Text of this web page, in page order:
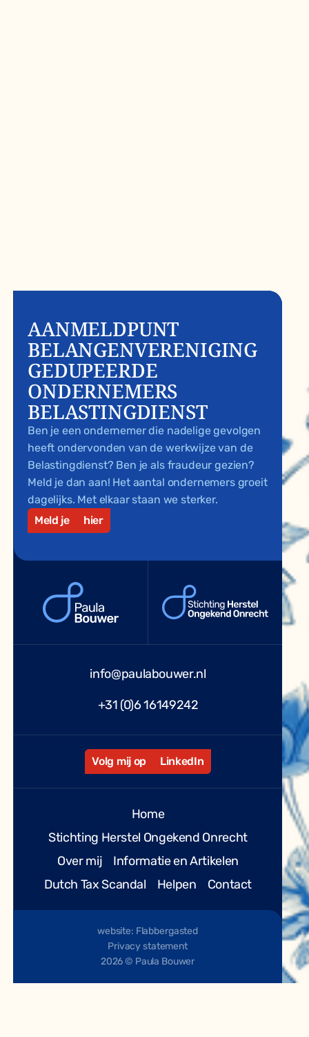
AANMELDPUNT
BELANGENVERENIGING
GEDUPEERDE
ONDERNEMERS
BELASTINGDIENST
Ben je een ondernemer die nadelige gevolgen
heeft ondervonden van de werkwijze van de
Belastingdienst? Ben je als fraudeur gezien?
Meld je dan aan! Het aantal ondernemers groeit
dagelijks. Met elkaar staan we sterker.
Meld je
hier
info@paulabouwer.nl
+31 (0)6 16149242
Volg mij op LinkedIn
Home
Stichting Herstel Ongekend Onrecht
Over mij
Informatie en Artikelen
Dutch Tax Scandal
Helpen Contact
2026 © Paula Bouwer
website: Flabbergasted
Privacy statement